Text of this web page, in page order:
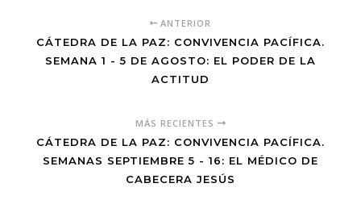
ANTERIOR
CÁTEDRA DE LA PAZ: CONVIVENCIA PACÍFICA.
SEMANA 1 - 5 DE AGOSTO: EL PODER DE LA
ACTITUD
MÁS RECIENTES
CÁTEDRA DE LA PAZ: CONVIVENCIA PACÍFICA.
SEMANAS SEPTIEMBRE 5 - 16: EL MÉDICO DE
CABECERA JESÚS